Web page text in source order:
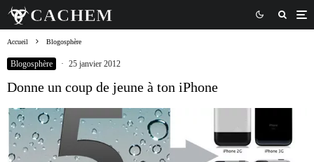
Accueil Blogosphère
Blogosphère · 25 janvier 2012
Donne un coup de jeune à ton iPhone